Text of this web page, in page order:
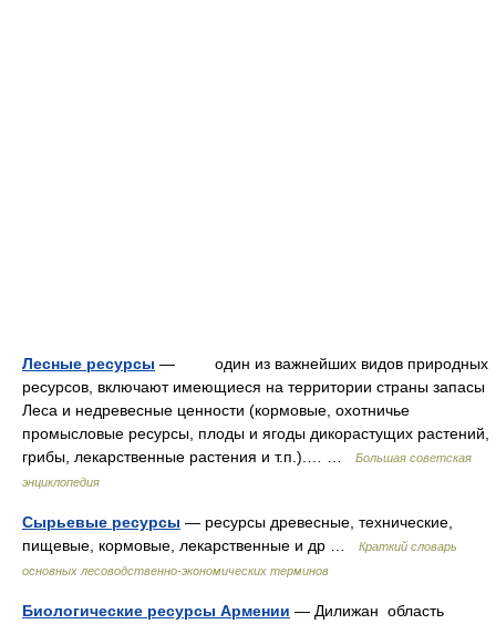
Лесные ресурсы — один из важнейших видов природных
ресурсов, включают имеющиеся на территории страны запасы
Леса и недревесные ценности (кормовые, охотничье
промысловые ресурсы, плоды и ягоды дикорастущих растений,
грибы, лекарственные растения и т.п.).… …
Большая советская
энциклопедия
Сырьевые ресурсы — ресурсы древесные, технические,
пищевые, кормовые, лекарственные и др …
Краткий словарь
основных лесоводственно-экономических терминов
Биологические ресурсы Армении — Дилижан область